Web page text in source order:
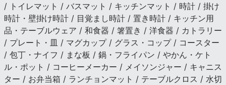
/ トイレマット / バスマット / キッチンマット / 時計 / 掛け
時計・壁掛け時計 / 目覚まし時計 / 置き時計 / キッチン用
品・テーブルウェア / 和食器 / 箸置き / 洋食器 / カトラリー
/ プレート・皿 / マグカップ / グラス・コップ / コースター
/ 包丁・ナイフ / まな板 / 鍋・フライパン / やかん・ケト
ル・ポット / コーヒーメーカー / メイソンジャー / キャニス
ター / お弁当箱 / ランチョンマット / テーブルクロス / 水切